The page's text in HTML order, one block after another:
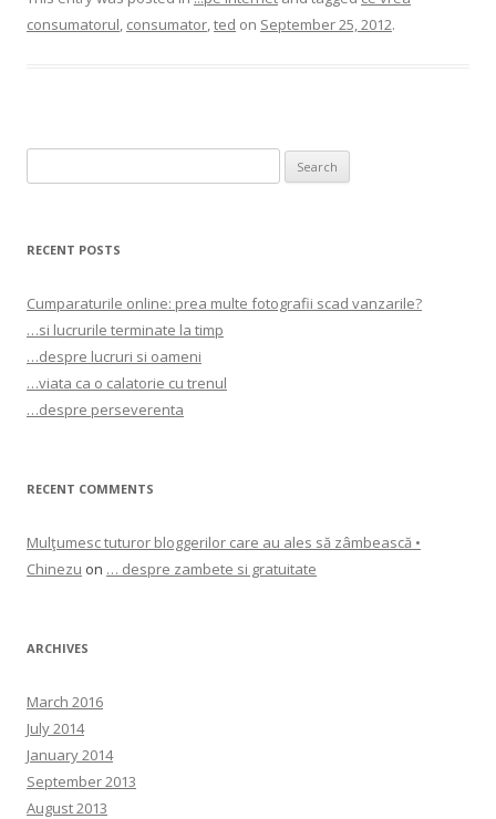
consumatorul, consumator,ted on September 25, 2012.
for:
RECENT POSTS
Cumparaturile online: prea multe fotografii scad vanzarile?
…si lucrurile terminate la timp
…despre lucruri si oameni
…viata ca o calatorie cu trenul
…despre perseverenta
RECENT COMMENTS
Mulţumesc tuturor bloggerilor care au ales să zâmbească •
Chinezu on … despre zambete si gratuitate
ARCHIVES
March 2016
July 2014
January 2014
September 2013
August 2013